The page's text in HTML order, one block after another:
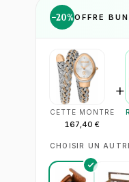
−20%OFFRE
CETTE MONTRE
167,40 €
+
CHOISIR UN